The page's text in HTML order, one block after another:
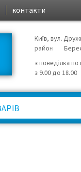
контакти
Київ, вул.
район
з понеділка
з 9.00 до 18.00